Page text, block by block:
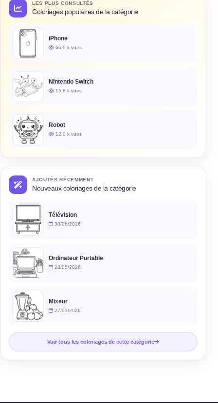
LES PLUS CONSULTÉS
Coloriages populaires de la catégorie
iPhone
66,9 k vues
Nintendo Switch
15,8 k vues
Robot
12,0 k vues
AJOUTÉS RÉCEMMENT
Nouveaux coloriages de la catégorie
Télévision
30/06/2026
Ordinateur Portable
28/05/2026
Mixeur
27/05/2026
Voir tous les coloriages de cette catégorie